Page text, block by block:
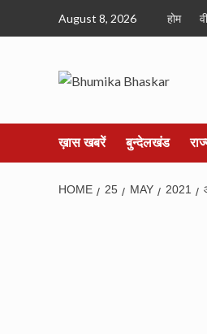
August 8, 2026 होम
ख़ास खबरें बुन्देलखंड
HOME 25 MAY 2021